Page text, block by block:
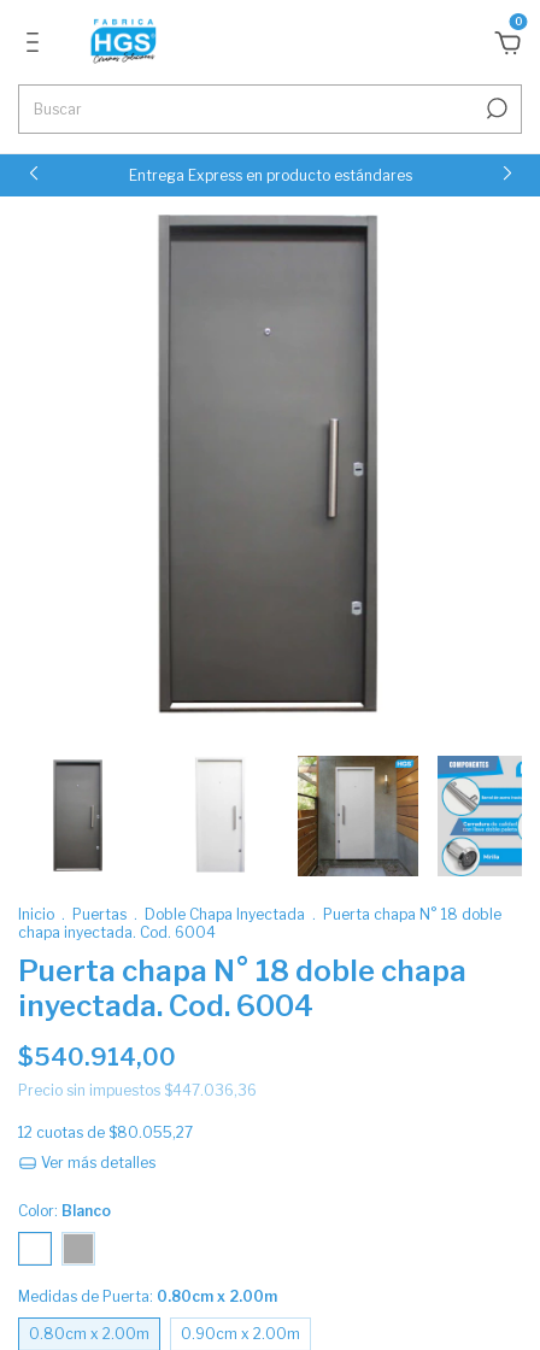
0
Entrega Express en producto estándares
Inicio . Puertas . Doble Chapa Inyectada . Puerta chapa N° 18 doble
chapa inyectada. Cod. 6004
Puerta chapa N° 18 doble chapa
inyectada. Cod. 6004
$540.914,00
Precio sin impuestos $447.036,36
12 cuotas de $80.055,27
Ver más detalles
Color: Blanco
Medidas de Puerta: 0.80cm x 2.00m
0.80cm x 2.00m 0.90cm x 2.00m